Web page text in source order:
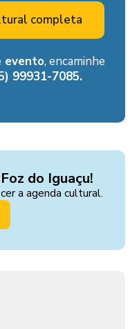
completa
evento, encaminhe
99931-7085.
do Iguaçu!
a agenda cultural.